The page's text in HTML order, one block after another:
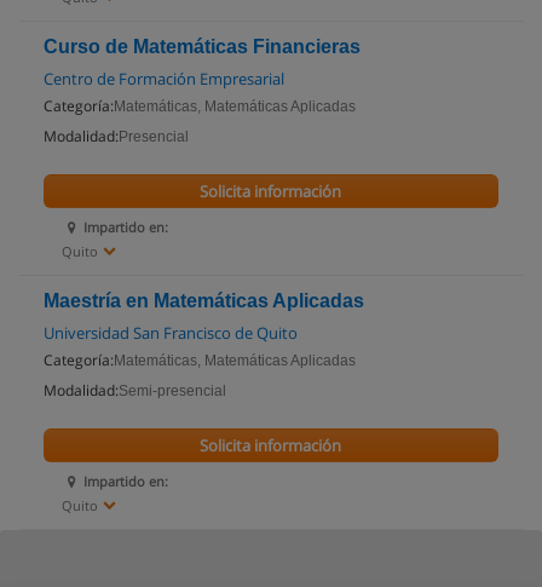
Curso de Matemáticas Financieras
Centro de Formación Empresarial
Categoría: Matemáticas, Matemáticas Aplicadas
Modalidad: Presencial
Impartido en:
Quito
Solicita información
Maestría en Matemáticas Aplicadas
Universidad San Francisco de Quito
Categoría: Matemáticas, Matemáticas Aplicadas
Modalidad:Semi-presencial
Impartido en:
Quito
Solicita información